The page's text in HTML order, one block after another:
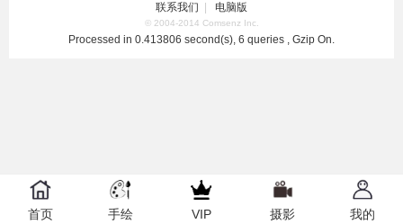
联系我们 电脑版
© 2004-2014 Comsenz Inc.
Processed in 0.413806 second(s), 6 queries , Gzip On.
首页 手绘 VIP 摄影 我的